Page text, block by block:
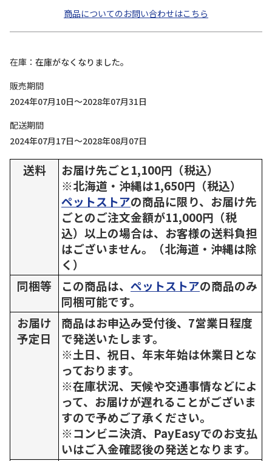
商品についてのお問い合わせはこちら
在庫
在庫がなくなりました。
販売期間
2024年07月10日～2028年07月31日
配送期間
2024年07月17日～2028年08月07日
送料
お届け先ごと1,100円（税込）
※北海道・沖縄は1,650円（税込）
ペットストアの商品に限り、お届け先
ごとのご注文金額が11,000円（税
込）以上の場合は、お客様の送料負担
はございません。（北海道・沖縄は除
く）
同梱等
この商品は、 ペットストアの商品のみ
同梱可能です。
お届け
予定日
商品はお申込み受付後、7営業日程度
で発送いたします。
※土日、祝日、年末年始は休業日とな
っております。
※在庫状況、天候や交通事情などによ
って、お届けが遅れることがございま
すので予めご了承ください。
※コンビニ決済、PayEasyでのお支払
いはご入金確認後の発送となります。